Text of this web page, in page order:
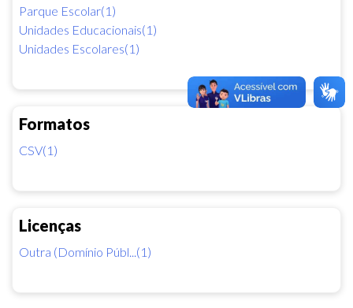
Parque Escolar(1)
Unidades Educacionais(1)
Unidades Escolares(1)
Formatos
CSV(1)
Licenças
Outra (Domínio Públ...(1)